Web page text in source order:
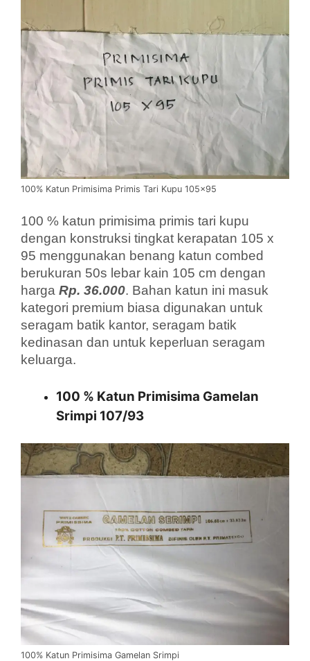
100% Katun Primisima Primis Tari Kupu 105×95
100 % katun primisima primis tari kupu
dengan konstruksi tingkat kerapatan 105 x
95 menggunakan benang katun combed
berukuran 50s lebar kain 105 cm dengan
harga Rp. 36.000. Bahan katun ini masuk
kategori premium biasa digunakan untuk
seragam batik kantor, seragam batik
kedinasan dan untuk keperluan seragam
keluarga.
100 % Katun Primisima Gamelan
Srimpi 107/93
100% Katun Primisima Gamelan Srimpi